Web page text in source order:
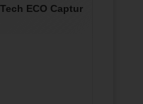
ECO Captur